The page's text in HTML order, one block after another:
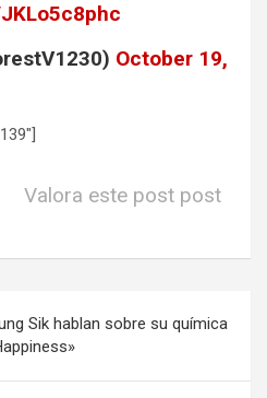
October 19,
Valora este post post
Sik hablan sobre su química